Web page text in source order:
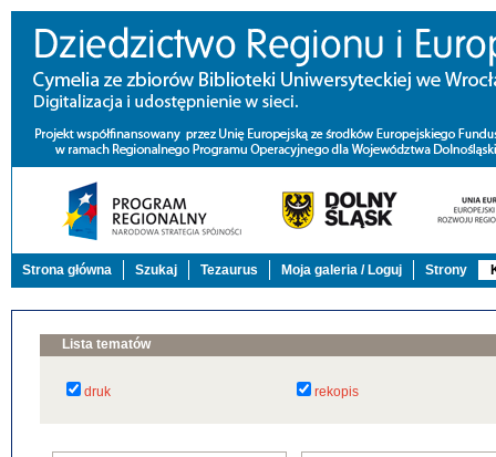
Strona główna Szukaj Tezaurus Moja galeria / Loguj Strony
Lista tematów
druk rekopis